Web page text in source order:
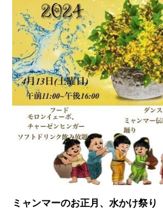
ミャンマーのお正月、水かけ祭り